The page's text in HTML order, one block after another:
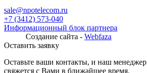
sale@npotelecom.ru
+7 (3412) 573-040
Информационный блок партнера
Создание сайта - Webfaza
Оставить заявку
Оставьте ваши контакты, и наш менеджер
свяжется с Вами в ближайшее время.